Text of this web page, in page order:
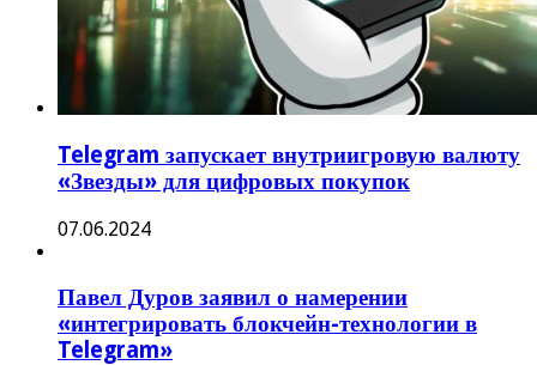
Telegram запускает внутриигровую валюту
«Звезды» для цифровых покупок
07.06.2024
Павел Дуров заявил о намерении
«интегрировать блокчейн-технологии в
Telegram»